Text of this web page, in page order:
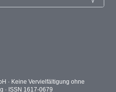
· Keine Vervielfältigung ohne
· ISSN 1617-0679